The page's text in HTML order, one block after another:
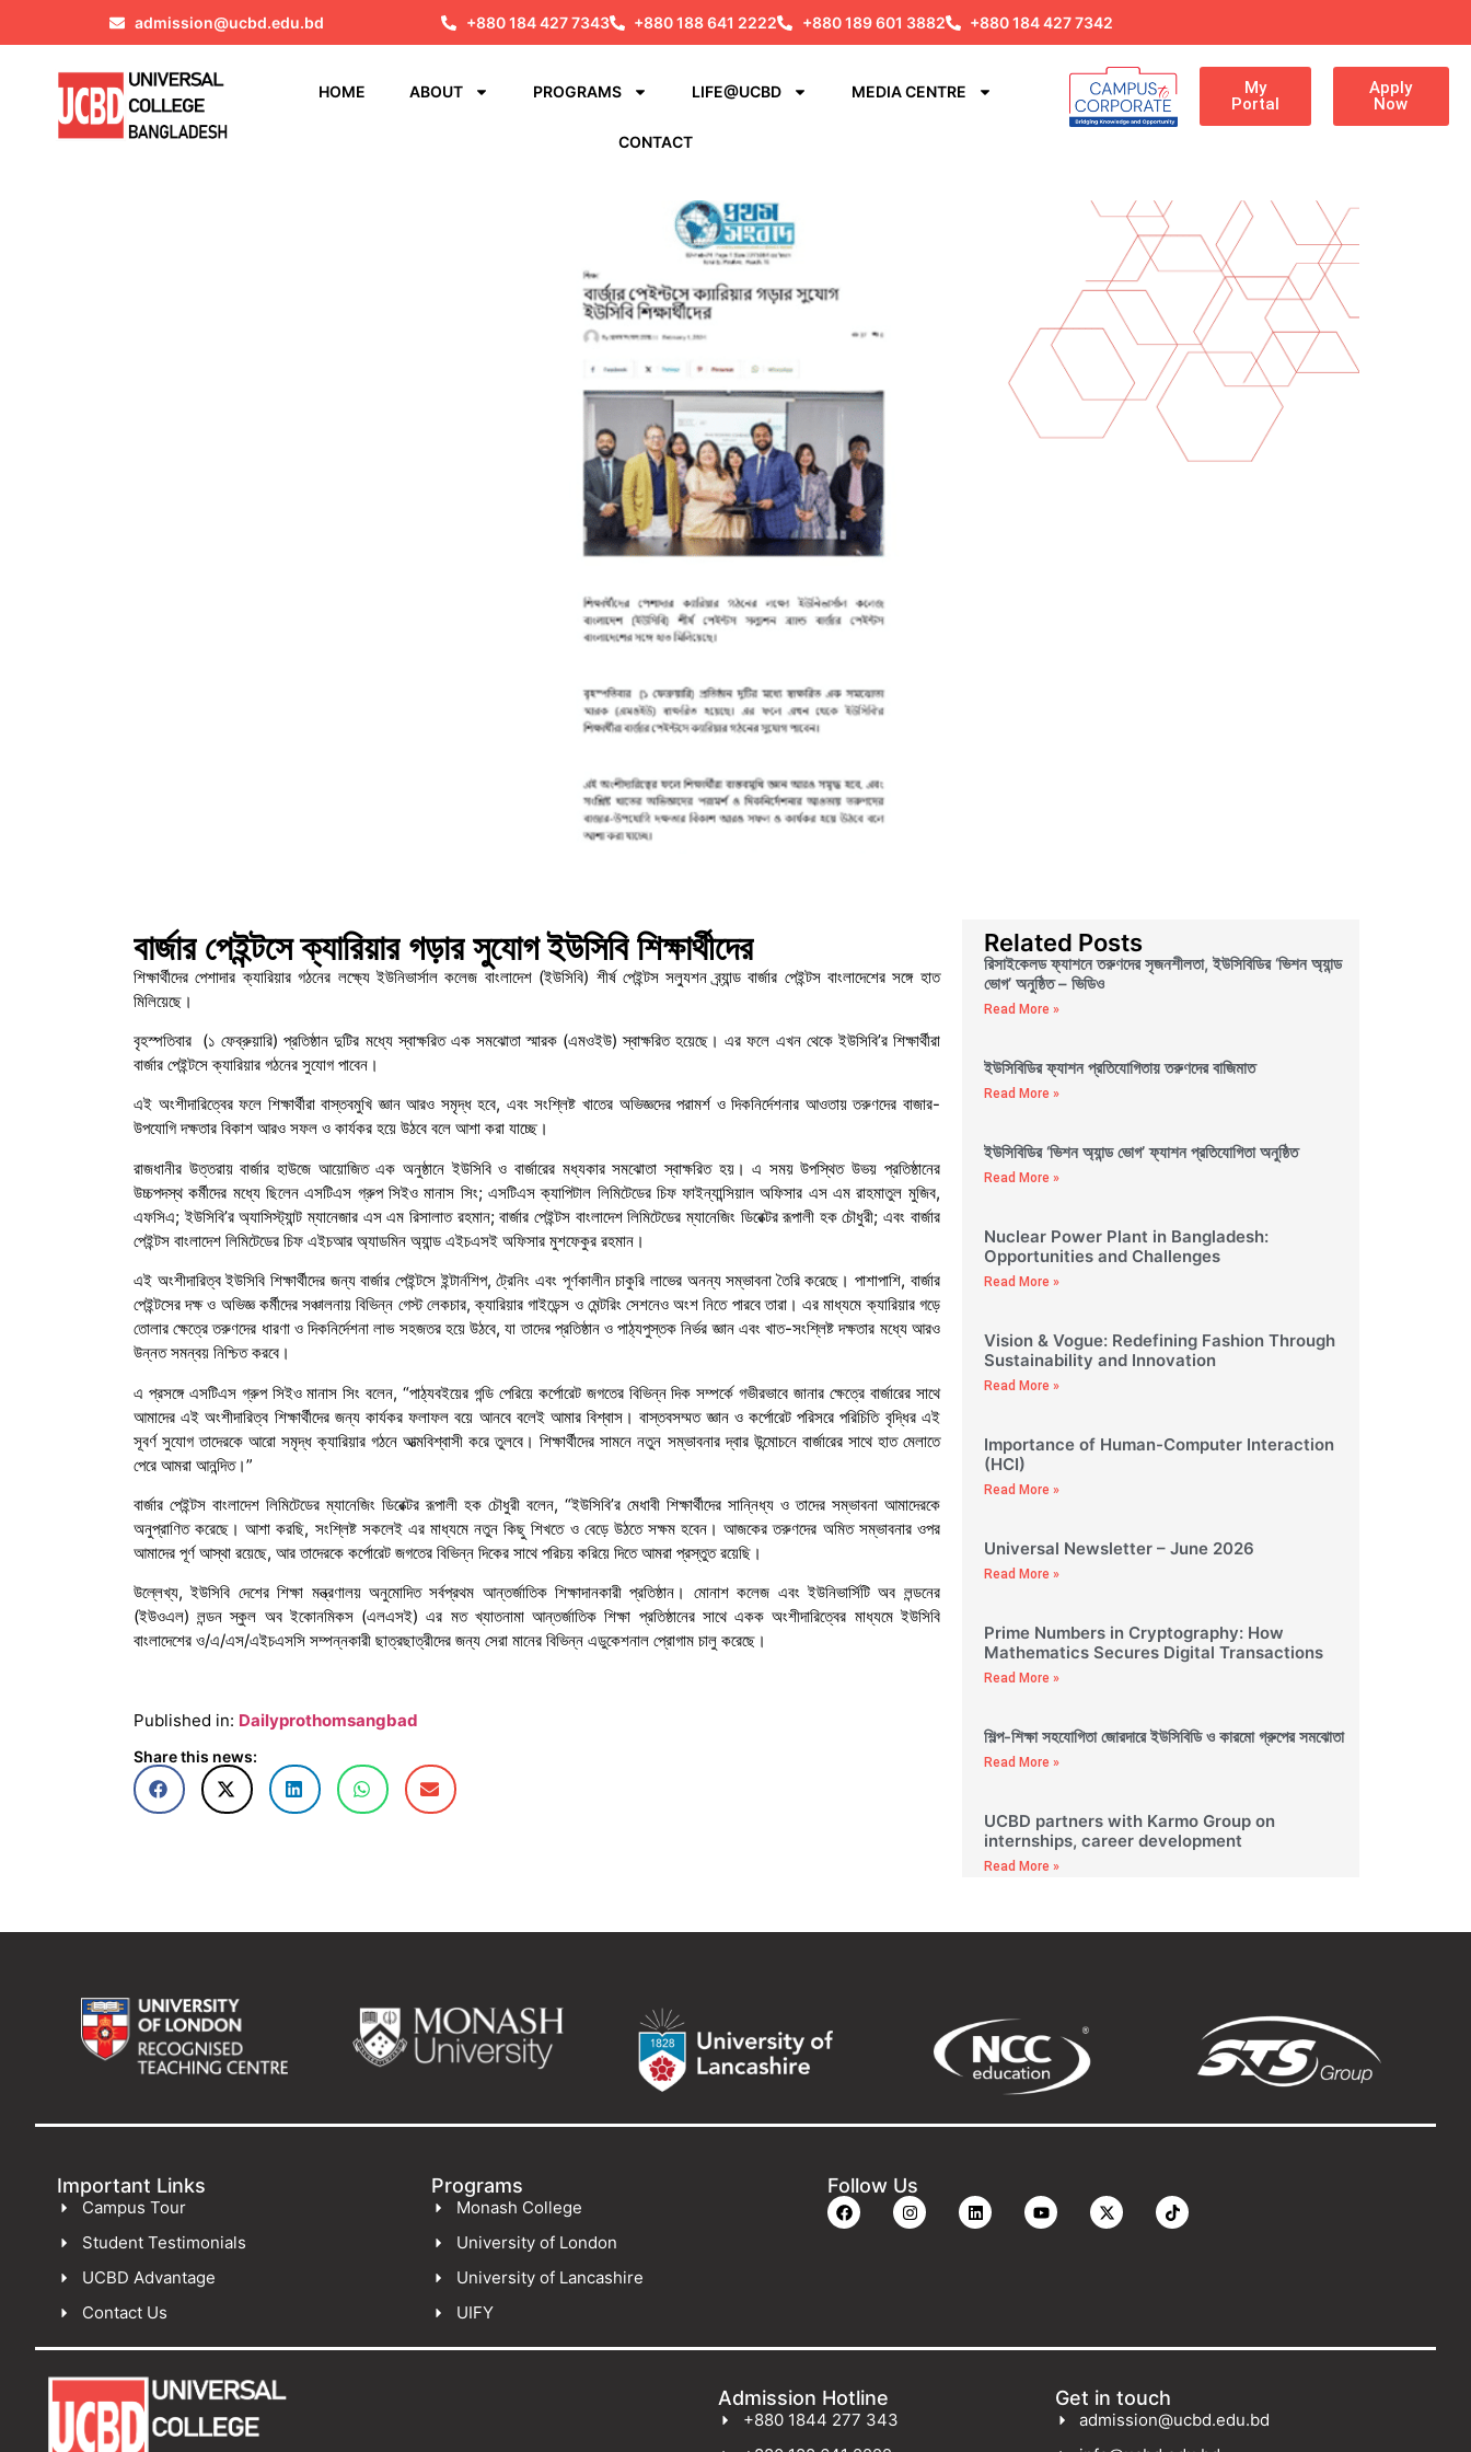
admission@ucbd.edu.bd +880 184 427 7343 +880 188 641 2222 +880 189 601 3882 +880 184 427 7342
HOME ABOUT PROGRAMS LIFE@UCBD MEDIA CENTRE
CONTACT
My
Portal
Apply
Now
বার্জার পেইন্টসে ক্যারিয়ার গড়ার সুযোগ ইউসিবি শিক্ষার্থীদের
শিক্ষার্থীদের পেশাদার ক্যারিয়ার গঠনের লক্ষ্যে ইউনিভার্সাল কলেজ বাংলাদেশ (ইউসিবি) শীর্ষ পেইন্টস সল্যুশন ব্র্যান্ড বার্জার পেইন্টস বাংলাদেশের সঙ্গে হাত
মিলিয়েছে।
বৃহস্পতিবার (১ ফেব্রুয়ারি) প্রতিষ্ঠান দুটির মধ্যে স্বাক্ষরিত এক সমঝোতা স্মারক (এমওইউ) স্বাক্ষরিত হয়েছে। এর ফলে এখন থেকে ইউসিবি’র শিক্ষার্থীরা
বার্জার পেইন্টসে ক্যারিয়ার গঠনের সুযোগ পাবেন।
এই অংশীদারিত্বের ফলে শিক্ষার্থীরা বাস্তবমুখি জ্ঞান আরও সমৃদ্ধ হবে, এবং সংশ্লিষ্ট খাতের অভিজ্ঞদের পরামর্শ ও দিকনির্দেশনার আওতায় তরুণদের বাজার-
উপযোগি দক্ষতার বিকাশ আরও সফল ও কার্যকর হয়ে উঠবে বলে আশা করা যাচ্ছে।
রাজধানীর উত্তরায় বার্জার হাউজে আয়োজিত এক অনুষ্ঠানে ইউসিবি ও বার্জারের মধ্যকার সমঝোতা স্বাক্ষরিত হয়। এ সময় উপস্থিত উভয় প্রতিষ্ঠানের
উচ্চপদস্থ কর্মীদের মধ্যে ছিলেন এসটিএস গ্রুপ সিইও মানাস সিং; এসটিএস ক্যাপিটাল লিমিটেডের চিফ ফাইন্যান্সিয়াল অফিসার এস এম রাহমাতুল মুজিব,
এফসিএ; ইউসিবি’র অ্যাসিস্ট্যান্ট ম্যানেজার এস এম রিসালাত রহমান; বার্জার পেইন্টস বাংলাদেশ লিমিটেডের ম্যানেজিং ডিরেক্টর রূপালী হক চৌধুরী; এবং বার্জার
পেইন্টস বাংলাদেশ লিমিটেডের চিফ এইচআর অ্যাডমিন অ্যান্ড এইচএসই অফিসার মুশফেকুর রহমান।
এই অংশীদারিত্ব ইউসিবি শিক্ষার্থীদের জন্য বার্জার পেইন্টসে ইন্টার্নশিপ, ট্রেনিং এবং পূর্ণকালীন চাকুরি লাভের অনন্য সম্ভাবনা তৈরি করেছে। পাশাপাশি, বার্জার
পেইন্টসের দক্ষ ও অভিজ্ঞ কর্মীদের সঞ্চালনায় বিভিন্ন গেস্ট লেকচার, ক্যারিয়ার গাইডেন্স ও মেন্টরিং সেশনেও অংশ নিতে পারবে তারা। এর মাধ্যমে ক্যারিয়ার গড়ে
তোলার ক্ষেত্রে তরুণদের ধারণা ও দিকনির্দেশনা লাভ সহজতর হয়ে উঠবে, যা তাদের প্রতিষ্ঠান ও পাঠ্যপুস্তক নির্ভর জ্ঞান এবং খাত-সংশ্লিষ্ট দক্ষতার মধ্যে আরও
উন্নত সমন্বয় নিশ্চিত করবে।
এ প্রসঙ্গে এসটিএস গ্রুপ সিইও মানাস সিং বলেন, “পাঠ্যবইয়ের গন্ডি পেরিয়ে কর্পোরেট জগতের বিভিন্ন দিক সম্পর্কে গভীরভাবে জানার ক্ষেত্রে বার্জারের সাথে
আমাদের এই অংশীদারিত্ব শিক্ষার্থীদের জন্য কার্যকর ফলাফল বয়ে আনবে বলেই আমার বিশ্বাস। বাস্তবসম্মত জ্ঞান ও কর্পোরেট পরিসরে পরিচিতি বৃদ্ধির এই
সূবর্ণ সুযোগ তাদেরকে আরো সমৃদ্ধ ক্যারিয়ার গঠনে আত্মবিশ্বাসী করে তুলবে। শিক্ষার্থীদের সামনে নতুন সম্ভাবনার দ্বার উন্মোচনে বার্জারের সাথে হাত মেলাতে
পেরে আমরা আনন্দিত।”
বার্জার পেইন্টস বাংলাদেশ লিমিটেডের ম্যানেজিং ডিরেক্টর রূপালী হক চৌধুরী বলেন, “ইউসিবি’র মেধাবী শিক্ষার্থীদের সান্নিধ্য ও তাদের সম্ভাবনা আমাদেরকে
অনুপ্রাণিত করেছে। আশা করছি, সংশ্লিষ্ট সকলেই এর মাধ্যমে নতুন কিছু শিখতে ও বেড়ে উঠতে সক্ষম হবেন। আজকের তরুণদের অমিত সম্ভাবনার ওপর
আমাদের পূর্ণ আস্থা রয়েছে, আর তাদেরকে কর্পোরেট জগতের বিভিন্ন দিকের সাথে পরিচয় করিয়ে দিতে আমরা প্রস্তুত রয়েছি।
উল্লেখ্য, ইউসিবি দেশের শিক্ষা মন্ত্রণালয় অনুমোদিত সর্বপ্রথম আন্তর্জাতিক শিক্ষাদানকারী প্রতিষ্ঠান। মোনাশ কলেজ এবং ইউনিভার্সিটি অব লন্ডনের
(ইউওএল) লন্ডন স্কুল অব ইকোনমিকস (এলএসই) এর মত খ্যাতনামা আন্তর্জাতিক শিক্ষা প্রতিষ্ঠানের সাথে একক অংশীদারিত্বের মাধ্যমে ইউসিবি
বাংলাদেশের ও/এ/এস/এইচএসসি সম্পন্নকারী ছাত্রছাত্রীদের জন্য সেরা মানের বিভিন্ন এডুকেশনাল প্রোগাম চালু করেছে।
Published in: Dailyprothomsangbad
Share this news:
Related Posts
রিসাইকেলড ফ্যাশনে তরুণদের সৃজনশীলতা, ইউসিবিডির ‘ভিশন অ্যান্ড
ভোগ’ অনুষ্ঠিত – ভিডিও
Read More »
ইউসিবিডির ফ্যাশন প্রতিযোগিতায় তরুণদের বাজিমাত
Read More »
ইউসিবিডির ‘ভিশন অ্যান্ড ভোগ’ ফ্যাশন প্রতিযোগিতা অনুষ্ঠিত
Read More »
Nuclear Power Plant in Bangladesh:
Opportunities and Challenges
Read More »
Vision & Vogue: Redefining Fashion Through
Sustainability and Innovation
Read More »
Importance of Human-Computer Interaction
(HCI)
Read More »
Universal Newsletter – June 2026
Read More »
Prime Numbers in Cryptography: How
Mathematics Secures Digital Transactions
Read More »
শিল্প-শিক্ষা সহযোগিতা জোরদারে ইউসিবিডি ও কারমো গ্রুপের সমঝোতা
Read More »
UCBD partners with Karmo Group on
internships, career development
Read More »
Important Links
Campus Tour
Student Testimonials
UCBD Advantage
Contact Us
Programs
Monash College
University of London
University of Lancashire
UIFY
Follow Us
Admission Hotline
+880 1844 277 343
Get in touch
admission@ucbd.edu.bd